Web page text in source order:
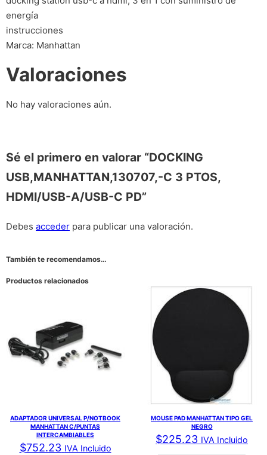
energía
instrucciones
Marca: Manhattan
Valoraciones
No hay valoraciones aún.
Sé el primero en valorar “DOCKING
USB,MANHATTAN,130707,-C 3 PTOS,
HDMI/USB-A/USB-C PD”
Debes acceder para publicar una valoración.
También te recomendamos…
Productos relacionados
ADAPTADOR UNIVERSAL P/NOTBOOK
MANHATTAN C/PUNTAS
INTERCAMBIABLES
$752.23 IVA Incluido
MOUSE PAD MANHATTAN TIPO GEL
NEGRO
$225.23 IVA Incluido